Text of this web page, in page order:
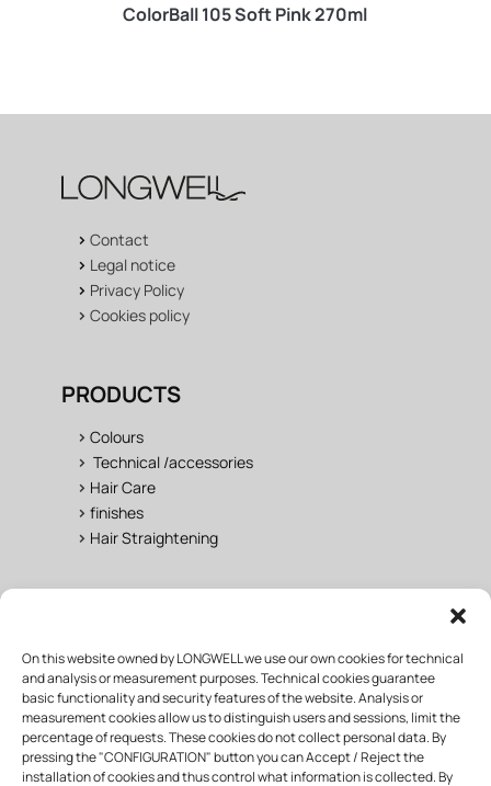
On this website owned by LONGWELL we use our own cookies for technical
and analysis or measurement purposes. Technical cookies guarantee
basic functionality and security features of the website. Analysis or
measurement cookies allow us to distinguish users and sessions, limit the
percentage of requests. These cookies do not collect personal data. By
pressing the "CONFIGURATION" button you can Accept / Reject the
installation of cookies and thus control what information is collected. By
ColorBall 105 Soft Pink 270ml
> Contact
> Legal notice
> Privacy Policy
> Cookies policy
PRODUCTS
> Colours
> Technical /accessories
> Hair Care
> finishes
> Hair Straightening
>Salon
>Fan Area
>Training
>Wholesaler & distributor